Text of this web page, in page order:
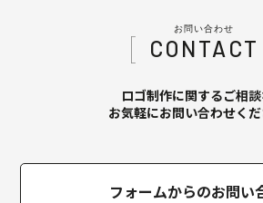
お問い合わせ
CONTACT
ロゴ制作に関するご相
お気軽にお問い合わせくだ
フォームからのお問い